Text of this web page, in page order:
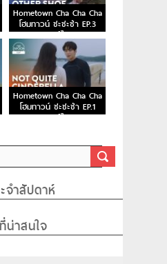
Hometown Cha Cha Cha
โฮมทาวน์ ชะชะช่า EP.3
พากย์ไทย
Hometown Cha Cha Cha
โฮมทาวน์ ชะชะช่า EP.1
พากย์ไทย
ำสัปดาห์
น่าสนใจ